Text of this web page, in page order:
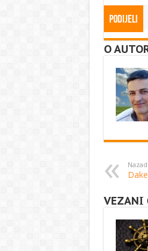
Podijeli
O
Nazad
VEZANI